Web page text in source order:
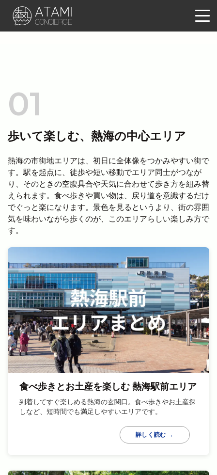
歩いて楽しむ、熱海の中心エリア
熱海の市街地エリアは、初日に全体像をつかみやすい街で
す。駅を起点に、徒歩や短い移動でエリア同士がつなが
り、そのときの空腹具合や天気に合わせて歩き方を組み替
えられます。食べ歩きや買い物は、戻り道を意識するだけ
でぐっと楽になります。景色を見るというより、街の雰囲
気を味わいながら歩くのが、このエリアらしい楽しみ方で
す。
食べ歩きとお土産を楽しむ 熱海駅前エリア
到着してすぐ楽しめる熱海の玄関口。食べ歩きやお土産探
しなど、短時間でも満足しやすいエリアです。
詳しく読む →